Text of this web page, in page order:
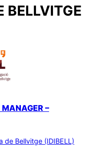
BELLVITGE
–
de Bellvitge (IDIBELL)